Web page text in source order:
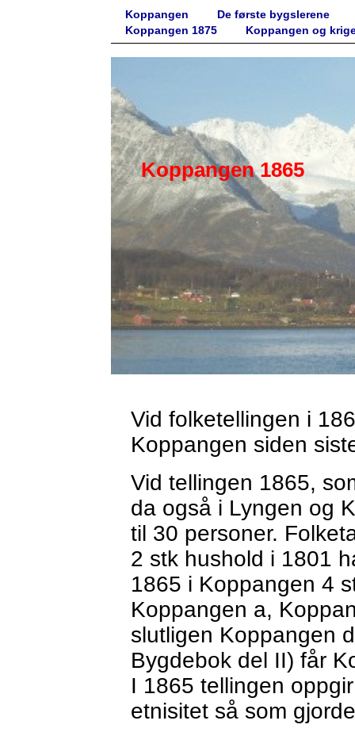
Koppangen
De første bygslerene
Koppangen 1875
Koppangen og
Koppangen 1865
Vid folketellingen i
Koppangen siden
Vid tellingen 1865,
da også i Lyngen og
til 30 personer.
2 stk hushold i 1801
1865 i Koppangen 4
Koppangen a,
slutligen Koppangen
Bygdebok del II) får
I 1865 tellingen
etnisitet så som